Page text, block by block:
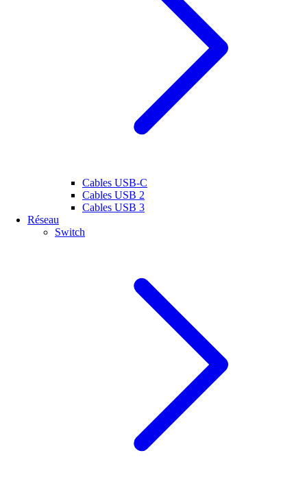
Cables USB-C
Cables USB 2
Cables USB 3
Réseau
Switch